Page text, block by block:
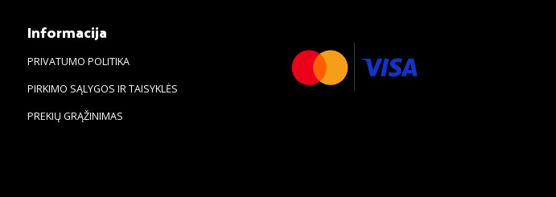
Informacija
PRIVATUMO POLITIKA
PIRKIMO SĄLYGOS IR TAISYKLĖS
PREKIŲ GRĄŽINIMAS